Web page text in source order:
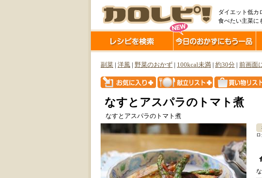
ダイエット低カ
食べたい主菜に
副菜 洋風 野菜のおかず 100kcal未満 約30分 前画面
なすとアスパラのトマト煮
なすとアスパラのトマト煮